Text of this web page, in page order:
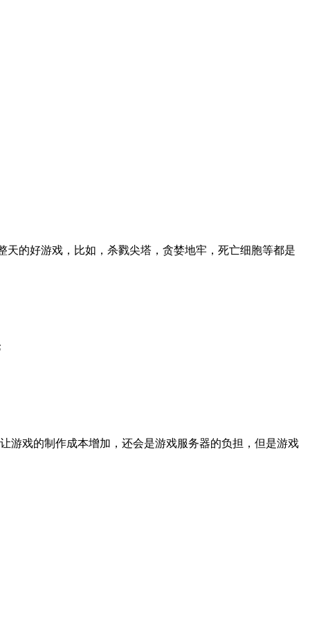
的好游戏，比如，杀戮尖塔，贪婪地牢，死亡细胞等都是
游戏的制作成本增加，还会是游戏服务器的负担，但是游戏